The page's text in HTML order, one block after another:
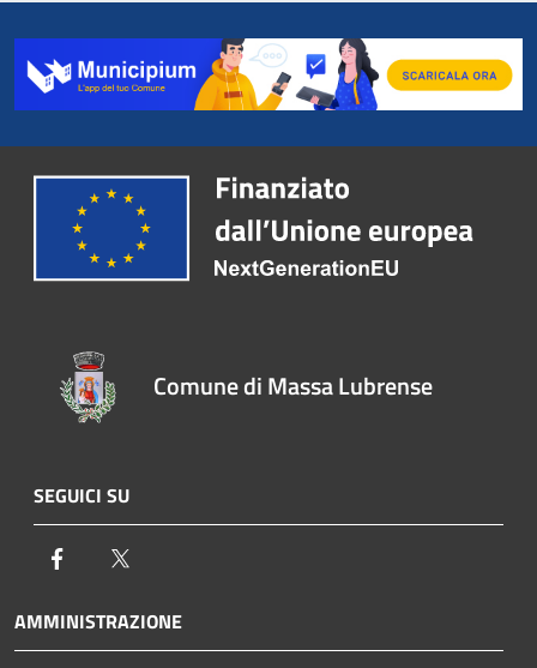
Comune di Massa Lubrense
SEGUICI SU
Facebook
AMMINISTRAZIONE